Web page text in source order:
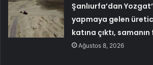
Şanlıurfa’dan
yapmaya gelen
katına çıktı,
Ağustos 8, 2026